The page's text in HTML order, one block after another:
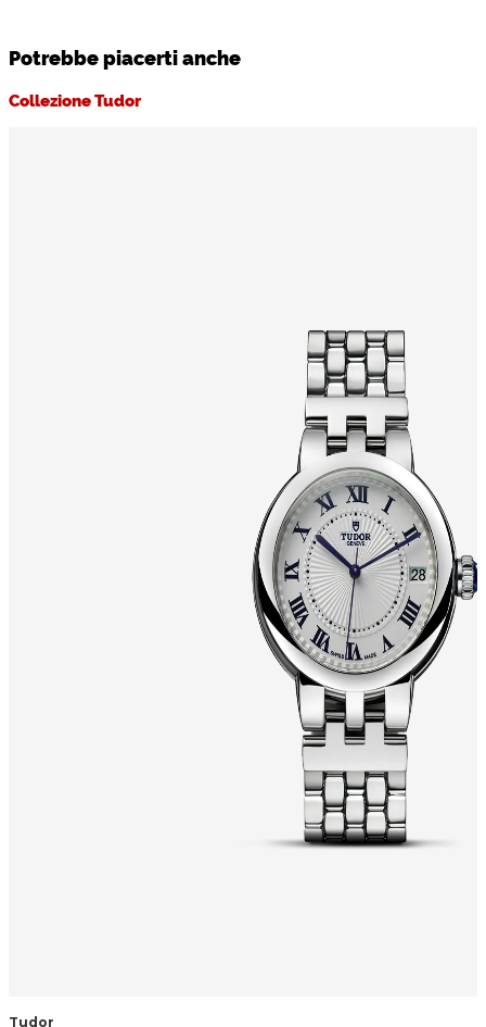
Potrebbe piacerti anche
Collezione Tudor
Tudor